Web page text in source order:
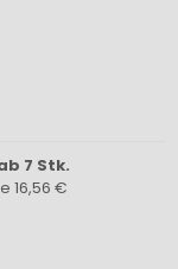
7 Stk.
16,56 €